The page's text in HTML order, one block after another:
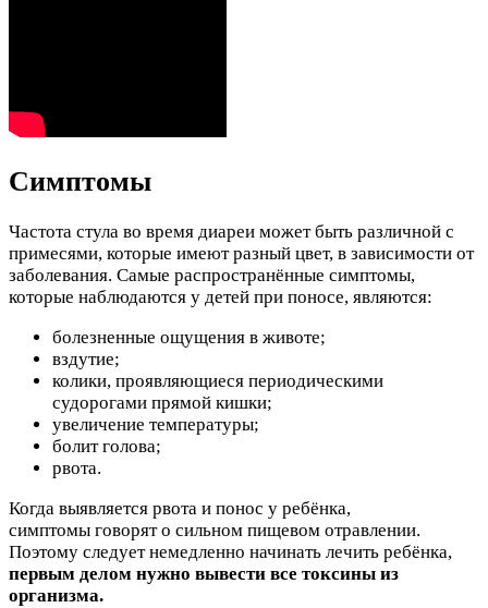
Симптомы
Частота стула во время диареи может быть различной с
примесями, которые имеют разный цвет, в зависимости от
заболевания. Самые распространённые симптомы,
которые наблюдаются у детей при поносе, являются:
болезненные ощущения в животе;
вздутие;
колики, проявляющиеся периодическими
судорогами прямой кишки;
увеличение температуры;
болит голова;
рвота.
Когда выявляется рвота и понос у ребёнка,
симптомы говорят о сильном пищевом отравлении.
Поэтому следует немедленно начинать лечить ребёнка,
первым делом нужно вывести все токсины из
организма.